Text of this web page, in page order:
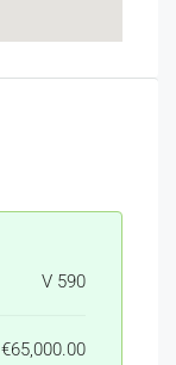
V 590
€65,000.00